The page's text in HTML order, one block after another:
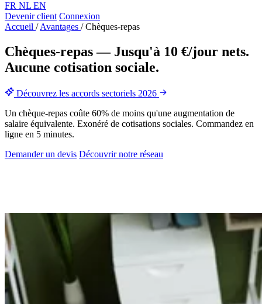
FR NL EN
Devenir client Connexion
Accueil / Avantages / Chèques-repas
Chèques-repas — Jusqu'à 10 €/jour nets.
Aucune cotisation sociale.
Découvrez les accords sectoriels 2026
Un chèque-repas coûte 60% de moins qu'une augmentation de
salaire équivalente. Exonéré de cotisations sociales. Commandez en
ligne en 5 minutes.
Demander un devis Découvrir notre réseau